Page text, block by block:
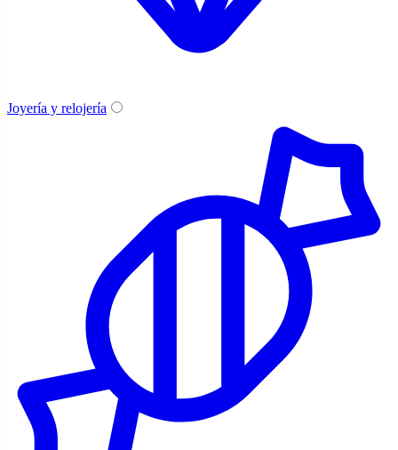
Joyería y relojería